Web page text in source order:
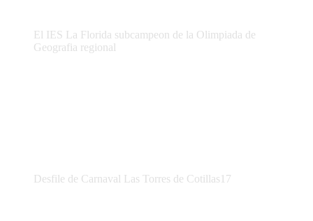
El IES La Florida subcampeon de la Olimpiada de
Geografia regional
Desfile de Carnaval Las Torres de Cotillas17